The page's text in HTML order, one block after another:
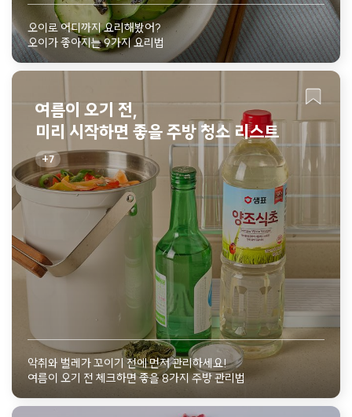
오이로 어디까지 요리해봤어?
오이가 좋아지는 9가지 요리법
여름이 오기 전,
미리 시작하면 좋을 주방 청소 리스트
7
악취와 벌레가 꼬이기 전에 먼저 관리하세요!
여름이 오기 전 체크하면 좋을 8가지 주방 관리법